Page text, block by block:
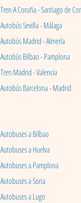
Tren A Coruña - Santiago de
Autobús Sevilla - Málaga
Autobús Madrid - Almería
Autobús Bilbao - Pamplona
Tren Madrid - Valencia
Autobús Barcelona - Madrid
Autobuses a Bilbao
Autobuses a Huelva
Autobuses a Pamplona
Autobuses a Soria
Autobuses a Lugo